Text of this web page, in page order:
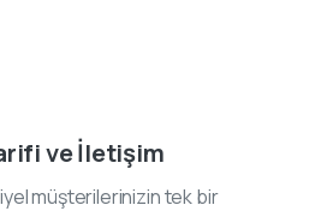
ve İletişim
müşterilerinizin tek bir